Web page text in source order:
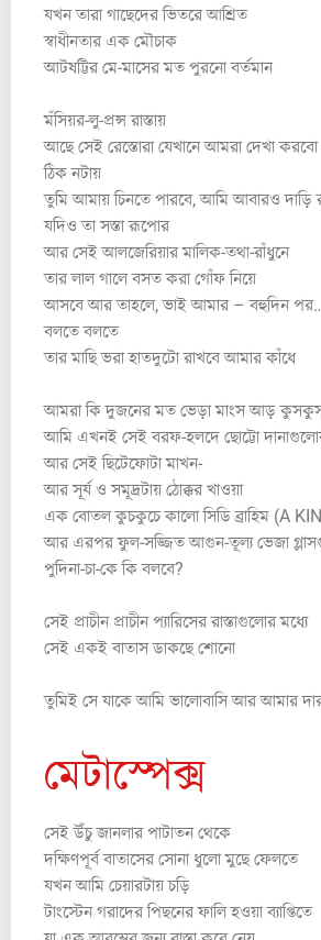
যখন তারা গাছেদের ভিতরে আশ্রিত
স্বাধীনতার এক মৌচাক
আটষট্টির মে-মাসের মত পুরনো বর্তমান
মঁসিয়র-লু-প্রন্স রাস্তায়
আছে সেই রেস্তোরা যেখানে আমরা দেখা করবো
ঠিক নটায়
তুমি আমায় চিনতে পারবে, আমি আবারও দাড়ি
যদিও তা সস্তা রূপোর
আর সেই আলজেরিয়ার মালিক-তথা-রাঁধুনে
তার লাল গালে বসত করা গোঁফ নিয়ে
আসবে আর তাহলে, ভাই আমার – বহুদিন
বলতে বলতে
তার মাছি ভরা হাতদুটো রাখবে আমার কাঁধে
আমরা কি দুজনের মত ভেড়া মাংস আড়
আমি এখনই সেই বরফ-হলদে ছোট্টো দানাগুলোর
আর সেই ছিটেফোটা মাখন-
আর সূর্য ও সমূদ্রটায় ঠোক্কর খাওয়া
এক বোতল কুচকুচে কালো সিডি ব্রাহিম (A
আর এরপর ফুল-সজ্জিত আগুন-তূল্য ভেজা
পুদিনা-চা-কে কি বলবে?
সেই প্রাচীন প্রাচীন প্যারিসের রাস্তাগুলোর মধ্যে
সেই একই বাতাস ডাকছে শোনো
তুমিই সে যাকে আমি ভালোবাসি আর আমার
মেটাস্পেক্স
সেই উঁচু জানলার পাটাতন থেকে
দক্ষিণপূর্ব বাতাসের সোনা ধুলো মুছে ফেলতে
যখন আমি চেয়ারটায় চড়ি
টাংস্টেন গরাদের পিছনের ফালি হওয়া ব্যাপ্তিতে